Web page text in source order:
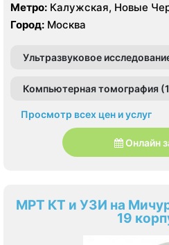
Метро: Калужская, Новые
Город: Москва
Ультразвуковое
Компьютерная томография
Просмотр всех цен и услуг
Онлайн
МРТ КТ и УЗИ на
19